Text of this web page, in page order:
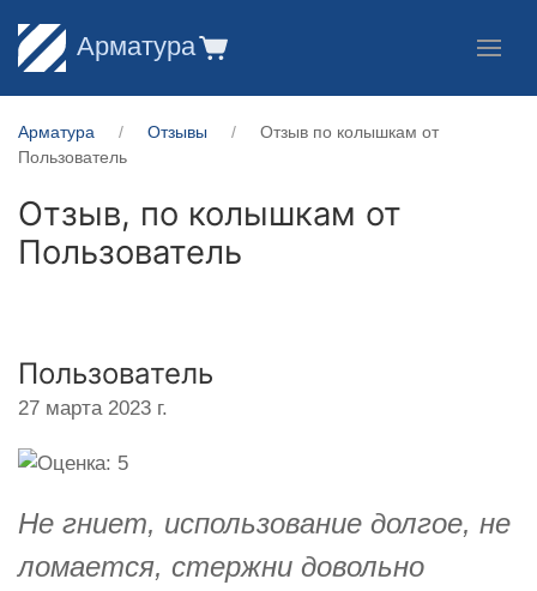
Арматура
Арматура Отзывы
Отзыв по колышкам от
Пользователь
Отзыв, по колышкам от
Пользователь
Пользователь
27 марта 2023 г.
Не гниет, использование долгое, не
ломается, стержни довольно